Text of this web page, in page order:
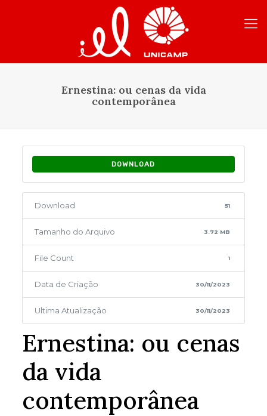
Ernestina: ou cenas da vida
contemporânea
DOWNLOAD
Download 51
Tamanho do Arquivo 3.72 MB
File Count 1
Data de Criação 30/11/2023
Ultima Atualização 30/11/2023
Ernestina: ou cenas
da vida
contemporânea